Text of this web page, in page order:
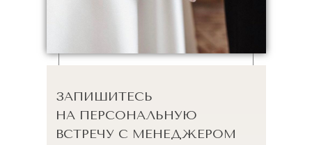
ЗАПИШИТЕСЬ
НА ПЕРСОНАЛЬНУЮ
ВСТРЕЧУ С МЕНЕДЖЕРОМ